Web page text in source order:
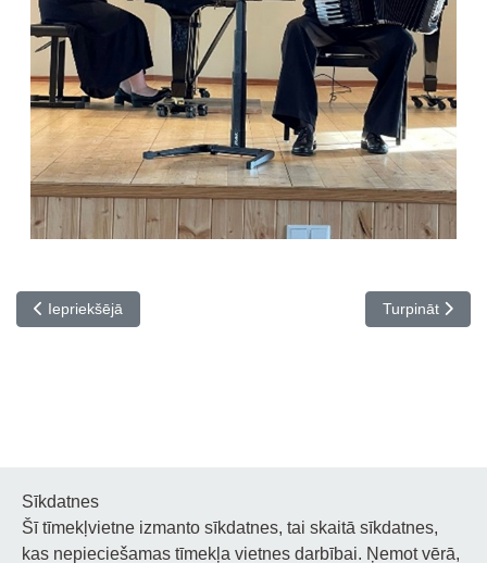
Iepriekšējais raksts: Pedagogu profesionālās kvalifikācijas
Iepriekšējā Nākamais
Turpināt
Noderīgi
Sīkdatnes
Šī tīmekļvietne izmanto sīkdatnes, tai skaitā sīkdatnes,
kas nepieciešamas tīmekļa vietnes darbībai. Ņemot vērā,